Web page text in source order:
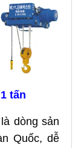
tấn
là dòng sản
Quốc, dễ